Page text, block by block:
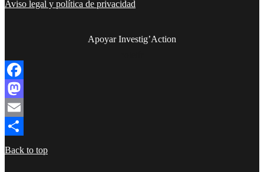
Aviso legal y política de privacidad
Apoyar Investig’Action
Facebook
Mastodon
Email
Compartir
Back to top